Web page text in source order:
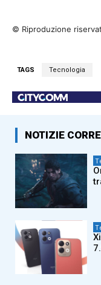
© Riproduzione
TAGS Tecnologia
NOTIZIE